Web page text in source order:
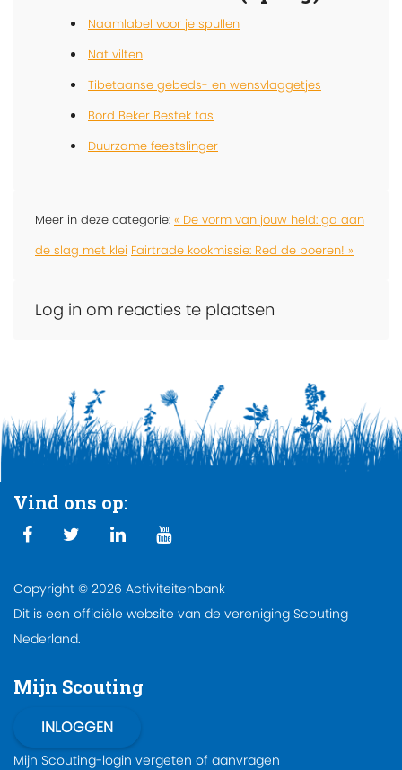
Naamlabel voor je spullen
Nat vilten
Tibetaanse gebeds- en wensvlaggetjes
Bord Beker Bestek tas
Duurzame feestslinger
Meer in deze categorie: « De vorm van jouw held: ga aan
de slag met klei Fairtrade kookmissie: Red de boeren! »
Log in om reacties te plaatsen
Vind ons op:
Copyright © 2026 Activiteitenbank
Dit is een officiële website van de vereniging Scouting
Nederland.
Mijn Scouting
Mijn Scouting-login vergeten of aanvragen